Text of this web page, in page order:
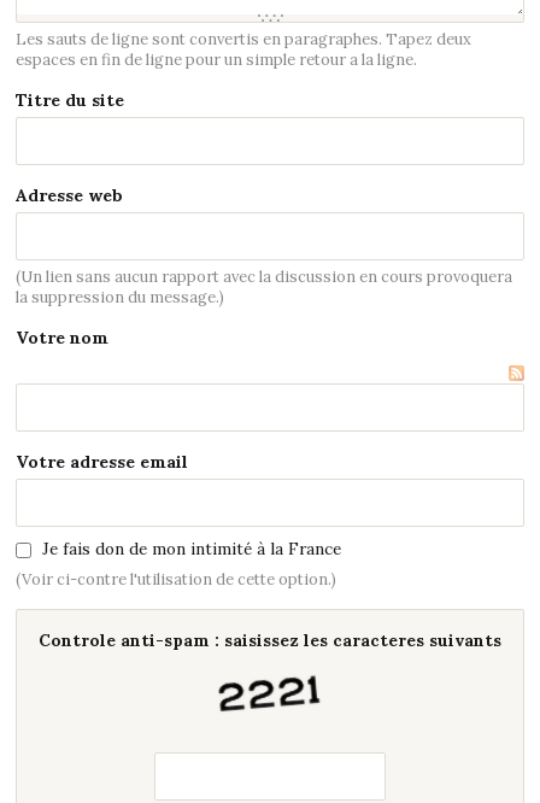
Les sauts de ligne sont convertis en paragraphes. Tapez deux
espaces en fin de ligne pour un simple retour a la ligne.
Titre du site
Adresse web
(Un lien sans aucun rapport avec la discussion en cours provoquera
la suppression du message.)
Votre nom
Votre adresse email
Je fais don de mon intimité à la France
(Voir ci-contre l'utilisation de cette option.)
Controle anti-spam : saisissez les caracteres suivants